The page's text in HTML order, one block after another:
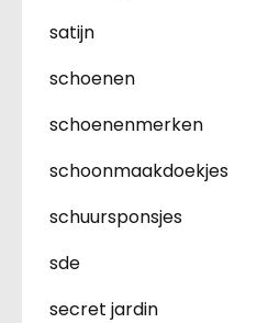
satijn
schoenen
schoenenmerken
schoonmaakdoekjes
schuursponsjes
sde
secret jardin